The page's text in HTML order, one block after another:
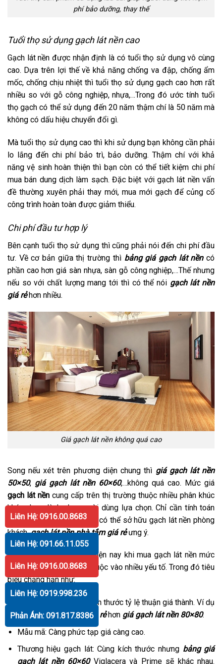
phí bảo dưỡng, thay thế
Tuổi thọ sử dụng gạch lát nền cao
Gạch lát nền được nhận định là có tuổi thọ sử dụng vô cùng
cao. Dựa trên lợi thế về khả năng chống va đập, chống ẩm
mốc, chống chịu nhiệt thì tuổi thọ sử dụng gạch cao hơn rất
nhiều so với gỗ công nghiệp, nhựa,…Trong đó ước tính tuổi
thọ gạch có thể sử dụng đến 20 năm thậm chí là 50 năm mà
không có dấu hiệu chuyển đổi gì.
Mà tuổi thọ sử dụng cao thì khi sử dụng bạn không cần phải
lo lắng đến chi phí bảo trì, bảo dưỡng. Thậm chí với khả
năng vệ sinh hoàn thiện thì bạn còn có thể tiết kiệm chi phí
mua bán dung dịch làm sạch. Đặc biệt với gạch lát nền vấn
đề thường xuyên phải thay mới, mua mới gạch để củng cố
công trình hoàn toàn được giảm thiểu.
Chi phí đầu tư hợp lý
Bên cạnh tuổi thọ sử dụng thì cũng phải nói đến chi phí đầu
tư. Về cơ bản giữa thị trường thì bảng giá gạch lát nềncó
phần cao hơn giá sàn nhựa, sàn gỗ công nghiệp,…Thế nhưng
nếu so với chất lượng mang tới thì có thể nói gạch lát nền
giá rẻhơn nhiều.
Giá gạch lát nền không quá cao
Song nếu xét trên phương diện chung thì giá gạch lát nền
50×50, giá gạch lát nền 60×60,…không quá cao. Mức giá
gạch lát nền cung cấp trên thị trường thuộc nhiều phân khúc
khác nhau dành cho người dùng lựa chọn. Chỉ cần tính toán
một chút là bạn hoàn toàn có thể sở hữu gạch lát nền phòng
khách,gạch lát nền nhà tắm giá rẻưng ý.
Nguyên nhân chính là vì hiện nay khi mua gạch lát nền mức
chi phí mua bán còn tùy thuộc vào nhiều yếu tố. Trong đó tiêu
biểu chẳng hạn như:
Kích thước gạch lát: Kích thước tỷ lệ thuận giá thành. Ví dụ
gạch lát nền 40×40 giá rẻhơn giá gạch lát nền 80×80.
Mẫu mã: Càng phức tạp giá càng cao.
Thương hiệu gạch lát: Cùng kích thước nhưng bảng giá
gạch lát nền 60×60Viglacera và Prime sẽ khác nhau.
Liên Hệ: 0916.00.8683
Liên Hệ: 091.66.11.055
Liên Hệ: 0916.00.8683
Liên Hệ: 0919.998.236
Phản Ánh: 091.817.8386